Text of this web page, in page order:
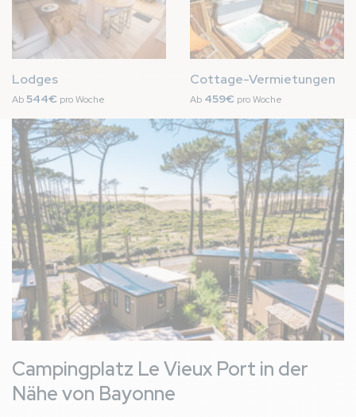
Lodges
Ab544€ pro Woche
Cottage-Vermietungen
Ab 459€ pro Woche
Bild
Campingplatz Le Vieux Port in der
Nähe von Bayonne